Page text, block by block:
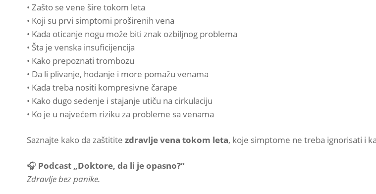
• Zašto se vene šire tokom leta
• Koji su prvi simptomi proširenih vena
• Kada oticanje nogu može biti znak ozbiljnog problema
• Šta je venska insuficijencija
• Kako prepoznati trombozu
• Da li plivanje, hodanje i more pomažu venama
• Kada treba nositi kompresivne čarape
• Kako dugo sedenje i stajanje utiču na cirkulaciju
• Ko je u najvećem riziku za probleme sa venama
Saznajte kako da zaštitite zdravlje vena tokom leta, koje simptome ne treba ignorisati i
🎧 Podcast „Doktore, da li je opasno?“
Zdravlje bez panike.